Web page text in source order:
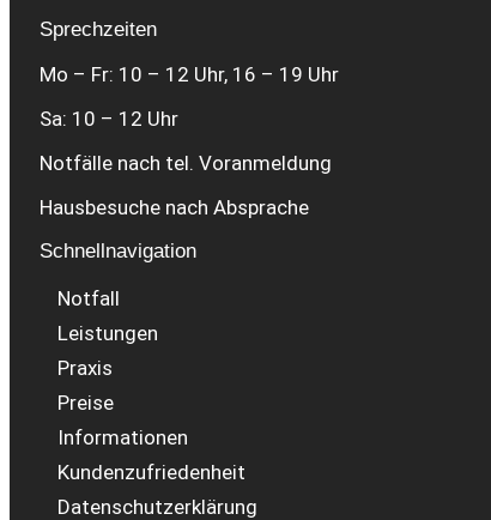
Sprechzeiten
Mo – Fr: 10 – 12 Uhr, 16 – 19 Uhr
Sa: 10 – 12 Uhr
Notfälle nach tel. Voranmeldung
Hausbesuche nach Absprache
Schnellnavigation
Notfall
Leistungen
Praxis
Preise
Informationen
Kundenzufriedenheit
Datenschutzerklärung